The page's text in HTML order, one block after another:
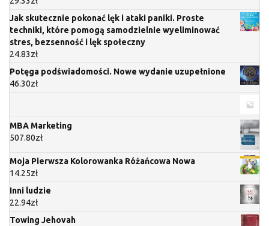
Jak skutecznie pokonać lęk i ataki paniki. Proste
techniki, które pomogą samodzielnie wyeliminować
stres, bezsenność i lęk społeczny
24.83zł
Potęga podświadomości. Nowe wydanie uzupełnione
46.30zł
MBA Marketing
507.80zł
Moja Pierwsza Kolorowanka Różańcowa Nowa
14.25zł
Inni ludzie
22.94zł
Towing Jehovah